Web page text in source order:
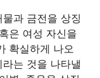
과 금전을 상징
은 여성 자신을
확실하게 나오
는 것을 나타낼